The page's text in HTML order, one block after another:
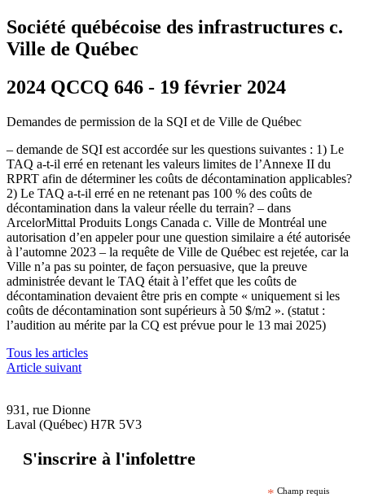
Société québécoise des infrastructures c.
Ville de Québec
2024 QCCQ 646 - 19 février 2024
Demandes de permission de la SQI et de Ville de Québec
– demande de SQI est accordée sur les questions suivantes : 1) Le
TAQ a-t-il erré en retenant les valeurs limites de l’Annexe II du
RPRT afin de déterminer les coûts de décontamination applicables?
2) Le TAQ a-t-il erré en ne retenant pas 100 % des coûts de
décontamination dans la valeur réelle du terrain? – dans
ArcelorMittal Produits Longs Canada c. Ville de Montréal une
autorisation d’en appeler pour une question similaire a été autorisée
à l’automne 2023 – la requête de Ville de Québec est rejetée, car la
Ville n’a pas su pointer, de façon persuasive, que la preuve
administrée devant le TAQ était à l’effet que les coûts de
décontamination devaient être pris en compte « uniquement si les
coûts de décontamination sont supérieurs à 50 $/m2 ». (statut :
l’audition au mérite par la CQ est prévue pour le 13 mai 2025)
Tous les articles
Article suivant
931, rue Dionne
Laval (Québec) H7R 5V3
S'inscrire à l'infolettre
* Champ requis